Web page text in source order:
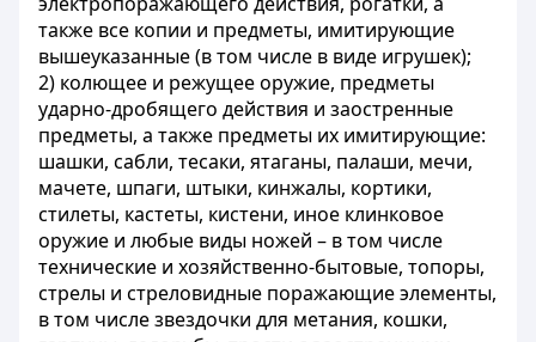
также все копии и предметы, имитирующие
вышеуказанные (в том числе в виде игрушек);
2) колющее и режущее оружие, предметы
ударно-дробящего действия и заостренные
предметы, а также предметы их имитирующие:
шашки, сабли, тесаки, ятаганы, палаши, мечи,
мачете, шпаги, штыки, кинжалы, кортики,
стилеты, кастеты, кистени, иное клинковое
оружие и любые виды ножей – в том числе
технические и хозяйственно-бытовые, топоры,
стрелы и стреловидные поражающие элементы,
в том числе звездочки для метания, кошки,